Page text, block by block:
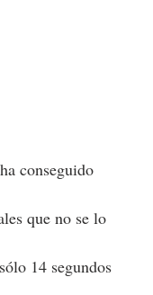
conseguido
que no se lo
14 segundos